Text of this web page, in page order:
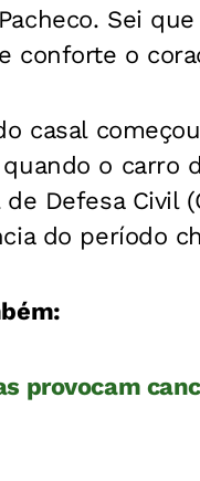
Sei
conforte o
casal
quando o carro
de Defesa Civil
do período
provocam